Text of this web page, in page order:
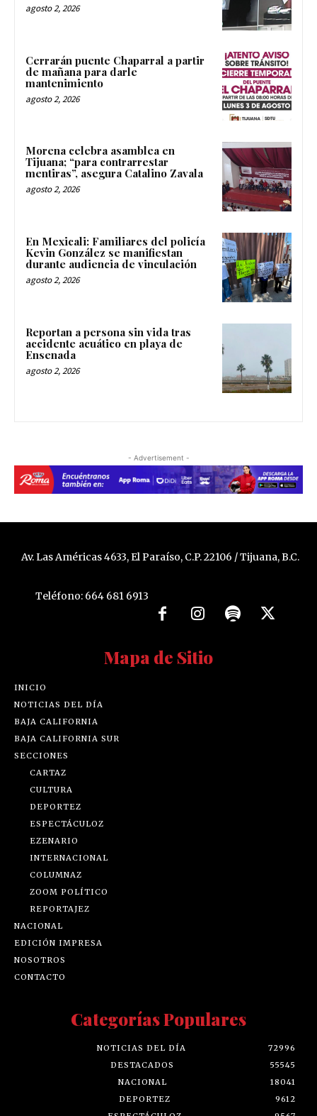
agosto 2, 2026
Cerrarán puente Chaparral a partir
de mañana para darle
mantenimiento
agosto 2, 2026
Morena celebra asamblea en
Tijuana; “para contrarrestar
mentiras”, asegura Catalino Zavala
agosto 2, 2026
En Mexicali: Familiares del policía
Kevin González se manifiestan
durante audiencia de vinculación
agosto 2, 2026
Reportan a persona sin vida tras
accidente acuático en playa de
Ensenada
agosto 2, 2026
- Advertisement -
Av. Las Américas 4633, El Paraíso, C.P. 22106 / Tijuana, B.C.
Teléfono: 664 681 6913
Mapa de Sitio
INICIO
NOTICIAS DEL DÍA
BAJA CALIFORNIA
BAJA CALIFORNIA SUR
SECCIONES
CARTAZ
CULTURA
DEPORTEZ
ESPECTÁCULOZ
EZENARIO
INTERNACIONAL
COLUMNAZ
ZOOM POLÍTICO
REPORTAJEZ
NACIONAL
EDICIÓN IMPRESA
NOSOTROS
CONTACTO
Categorías Populares
NOTICIAS DEL DÍA
72996
DESTACADOS
55545
NACIONAL
18041
DEPORTEZ
9612